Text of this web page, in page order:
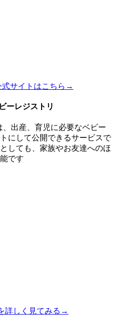
式サイトはこちら→
ーレジストリ
、出産、育児に必要なベビー
にして公開できるサービスで
しても、家族やお友達へのほ
です
詳しく見てみる→